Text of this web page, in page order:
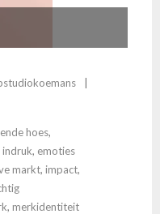
VISUELE
hoes,
indruk, emoties
markt, impact,
, merkidentiteit